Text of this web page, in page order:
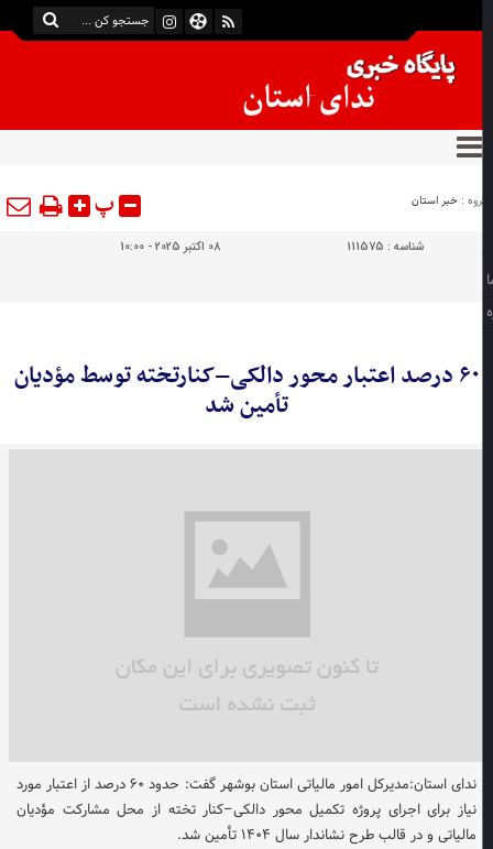
:خبر استان پ
شناسه :111575 08 اکتبر 2025 - 10:00
۶۰ درصد اعتبار محور دالکی–کنارتخته توسط مؤدیان
تأمین شد
ندای استان:مدیرکل امور مالیاتی استان بوشهر گفت: حدود ۶۰ درصد از اعتبار مورد
نیاز برای اجرای پروژه تکمیل محور دالکی–کنار تخته از محل مشارکت مؤدیان
مالیاتی و در قالب طرح نشاندار سال ۱۴۰۴ تأمین شد.